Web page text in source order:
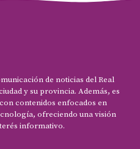
de noticias del Real
y su provincia. Además, es
contenidos enfocados en
ofreciendo una visión
informativo.